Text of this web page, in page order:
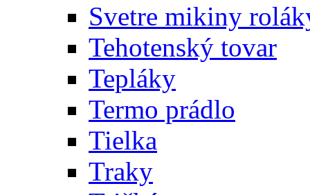
Svetre mikiny
Tehotenský tovar
Tepláky
Termo prádlo
Tielka
Traky